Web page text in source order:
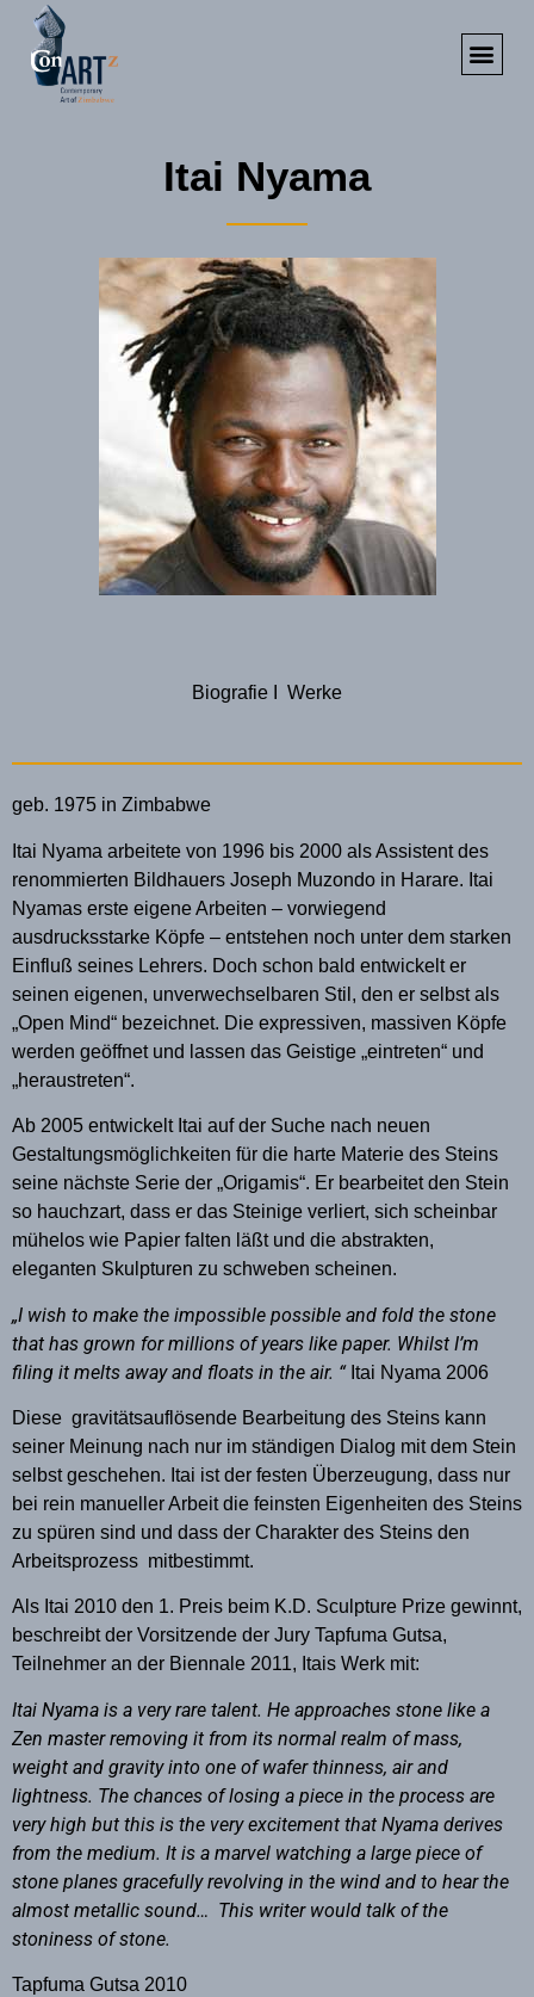
Itai Nyama
Biografie Werke
geb. 1975 in Zimbabwe
Itai Nyama arbeitete von 1996 bis 2000 als Assistent des
renommierten Bildhauers Joseph Muzondo in Harare. Itai
Nyamas erste eigene Arbeiten – vorwiegend
ausdrucksstarke Köpfe – entstehen noch unter dem starken
Einfluß seines Lehrers. Doch schon bald entwickelt er
seinen eigenen, unverwechselbaren Stil, den er selbst als
„Open Mind“ bezeichnet. Die expressiven, massiven Köpfe
werden geöffnet und lassen das Geistige „eintreten“ und
„heraustreten“.
Ab 2005 entwickelt Itai auf der Suche nach neuen
Gestaltungsmöglichkeiten für die harte Materie des Steins
seine nächste Serie der „Origamis“. Er bearbeitet den Stein
so hauchzart, dass er das Steinige verliert, sich scheinbar
mühelos wie Papier falten läßt und die abstrakten,
eleganten Skulpturen zu schweben scheinen.
„I wish to make the impossible possible and fold the stone
that has grown for millions of years like paper. Whilst I’m
filing it melts away and floats in the air. “ Itai Nyama 2006
Diese gravitätsauflösende Bearbeitung des Steins kann
seiner Meinung nach nur im ständigen Dialog mit dem Stein
selbst geschehen. Itai ist der festen Überzeugung, dass nur
bei rein manueller Arbeit die feinsten Eigenheiten des Steins
zu spüren sind und dass der Charakter des Steins den
Arbeitsprozess mitbestimmt.
Als Itai 2010 den 1. Preis beim K.D. Sculpture Prize gewinnt,
beschreibt der Vorsitzende der Jury Tapfuma Gutsa,
Teilnehmer an der Biennale 2011, Itais Werk mit:
Itai Nyama is a very rare talent. He approaches stone like a
Zen master removing it from its normal realm of mass,
weight and gravity into one of wafer thinness, air and
lightness. The chances of losing a piece in the process are
very high but this is the very excitement that Nyama derives
from the medium. It is a marvel watching a large piece of
stone planes gracefully revolving in the wind and to hear the
almost metallic sound… This writer would talk of the
stoniness of stone.
Tapfuma Gutsa 2010